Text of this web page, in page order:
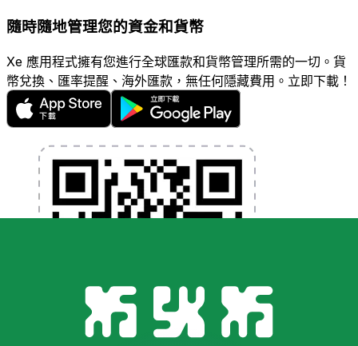
隨時隨地管理您的資金和貨幣
Xe 應用程式擁有您進行全球匯款和貨幣管理所需的一切。貨
幣兌換、匯率提醒、海外匯款，無任何隱藏費用。立即下載！